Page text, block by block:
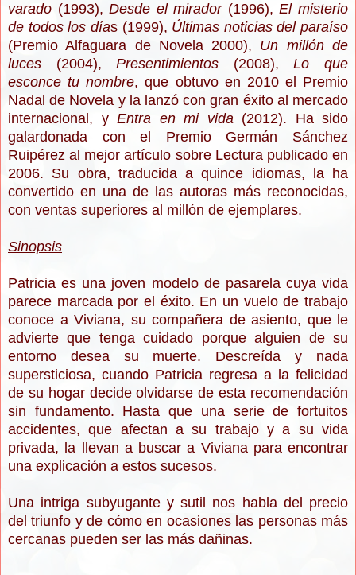
varado (1993),Desde el mirador(1996),El misterio
de todos los días (1999), Últimas noticias del paraíso
(Premio Alfaguara de Novela 2000), Un millón de
luces (2004),Presentimientos (2008),Lo que
esconce tu nombre, que obtuvo en 2010 el Premio
Nadal de Novela y la lanzó con gran éxito al mercado
internacional, y Entra en mi vida(2012). Ha sido
galardonada con el Premio Germán Sánchez
Ruipérez al mejor artículo sobre Lectura publicado en
2006. Su obra, traducida a quince idiomas, la ha
convertido en una de las autoras más reconocidas,
con ventas superiores al millón de ejemplares.
Sinopsis
Patricia es una joven modelo de pasarela cuya vida
parece marcada por el éxito. En un vuelo de trabajo
conoce a Viviana, su compañera de asiento, que le
advierte que tenga cuidado porque alguien de su
entorno desea su muerte. Descreída y nada
supersticiosa, cuando Patricia regresa a la felicidad
de su hogar decide olvidarse de esta recomendación
sin fundamento. Hasta que una serie de fortuitos
accidentes, que afectan a su trabajo y a su vida
privada, la llevan a buscar a Viviana para encontrar
una explicación a estos sucesos.
Una intriga subyugante y sutil nos habla del precio
del triunfo y de cómo en ocasiones las personas más
cercanas pueden ser las más dañinas.